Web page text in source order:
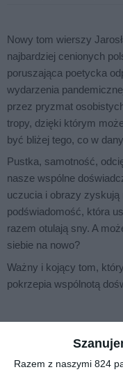
Razem z naszymi 824
Nowy tom wierszy
najbardziej cenionych
poruszająca poetycka
wydarzenia
przez pryzmat
tropy, dzięki którym
być bliżej tego, co w
Pustka, samotność,
nasze wspólne
uczucia i obrazy
podświadomość, która
razem otulają sny. A
siebie na nowo?
Ważny i kojący tom,
pokrzepia wspólnotą